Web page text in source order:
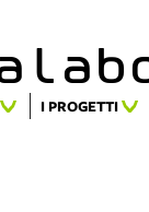
I PROGETTI